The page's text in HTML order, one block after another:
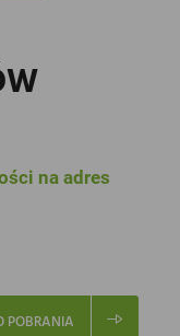
na adres
POBRANIA